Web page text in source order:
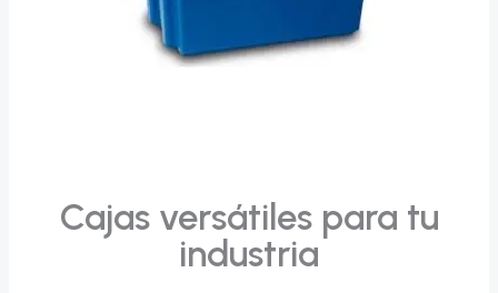
Cajas versátiles para tu
industria